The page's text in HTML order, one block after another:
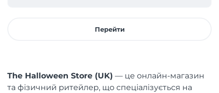
Перейти
The Halloween Store (UK) — це онлайн-магазин
та фізичний ритейлер, що спеціалізується на